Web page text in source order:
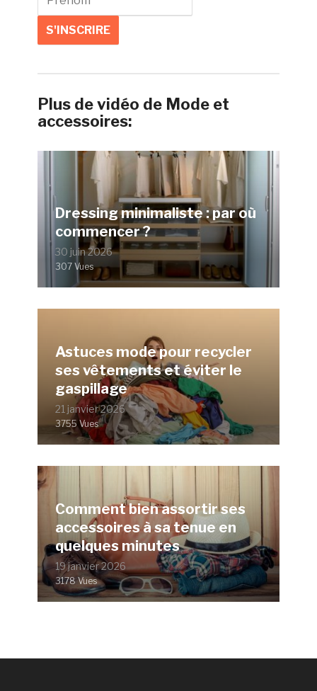
Plus de vidéo de Mode et
accessoires:
Dressing minimaliste : par où
commencer ?
30 juin 2026
307 Vues
Astuces mode pour recycler
ses vêtements et éviter le
gaspillage
21 janvier 2026
3755 Vues
Comment bien assortir ses
accessoires à sa tenue en
quelques minutes
19 janvier 2026
3178 Vues